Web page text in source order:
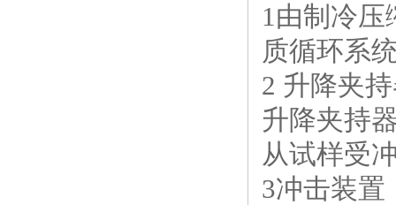
1由制冷
质循环系
2 升降夹
升降夹持
从试样受
3冲击装置